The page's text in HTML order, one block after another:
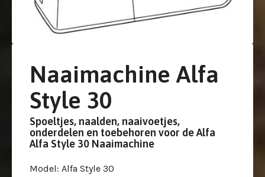
Naaimachine Alfa
Style 30
Spoeltjes, naalden, naaivoetjes,
onderdelen en toebehoren voor de Alfa
Alfa Style 30 Naaimachine
Model: Alfa Style 30